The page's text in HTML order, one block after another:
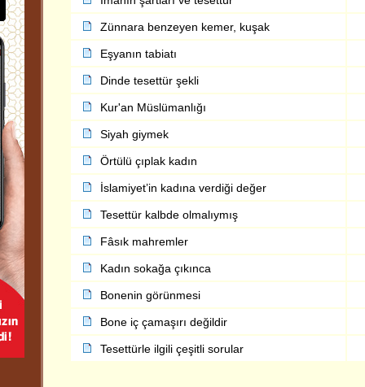
Zünnara benzeyen kemer, kuşak
Eşyanın tabiatı
Dinde tesettür şekli
Kur'an Müslümanlığı
Siyah giymek
Örtülü çıplak kadın
İslamiyet’in kadına verdiği değer
Tesettür kalbde olmalıymış
Fâsık mahremler
Kadın sokağa çıkınca
Bonenin görünmesi
Bone iç çamaşırı değildir
Tesettürle ilgili çeşitli sorular